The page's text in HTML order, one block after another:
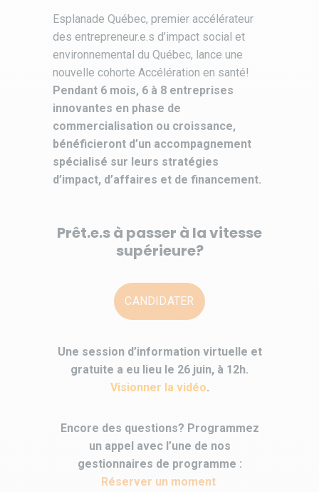
Esplanade Québec, premier accélérateur
des entrepreneur.e.s d’impact social et
environnemental du Québec, lance une
nouvelle cohorte Accélération en santé!
Pendant 6 mois, 6 à 8 entreprises
innovantes en phase de
commercialisation ou croissance,
bénéficieront d’un accompagnement
spécialisé sur leurs stratégies
d’impact, d’affaires et de financement.
Prêt.e.s à passer à la vitesse
supérieure?
CANDIDATER
Une session d’information virtuelle et
gratuite a eu lieu le 26 juin, à 12h.
Visionner la vidéo.
Encore des questions? Programmez
un appel avec l’une de nos
gestionnaires de programme :
Réserver un moment